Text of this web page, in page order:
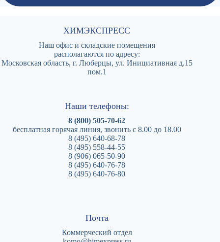
ХИМЭКСПРЕСС
Наш офис и складские помещения
располагаются по адресу:
Московская область, г. Люберцы, ул. Инициативная д.15
пом.1
Наши телефоны:
8 (800) 505-70-62
бесплатная горячая линия, звонить с 8.00 до 18.00
8 (495) 640-68-78
8 (495) 558-44-55
8 (906) 065-50-90
8 (495) 640-76-78
8 (495) 640-76-80
Почта
Коммерческий отдел